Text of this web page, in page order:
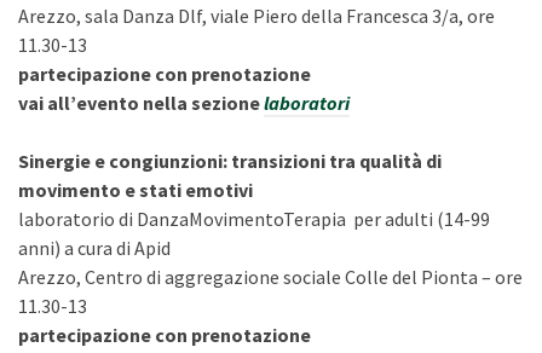
Arezzo, sala Danza Dlf, viale Piero della Francesca 3/a, ore
11.30-13
partecipazione con prenotazione
vai all’evento nella sezionelaboratori
Sinergie e congiunzioni: transizioni tra qualità di
movimento e stati emotivi
laboratorio di DanzaMovimentoTerapia per adulti (14-99
anni) a cura di Apid
Arezzo, Centro di aggregazione sociale Colle del Pionta – ore
11.30-13
partecipazione con prenotazione